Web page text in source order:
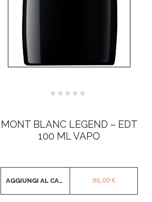
MONT BLANC LEGEND – EDT
100 ML VAPO
96,00€
AGGIUNGI AL CARRELLO